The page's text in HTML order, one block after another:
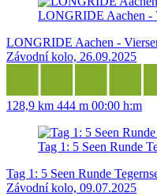
LONGRIDE Aachen -
LONGRIDE Aachen -
Závodní kolo, 26.09.2025
128,9 km 444 m 00:00 h:m
Tag 1: 5 Seen Runde
Tag 1: 5 Seen Runde
Závodní kolo, 09.07.2025